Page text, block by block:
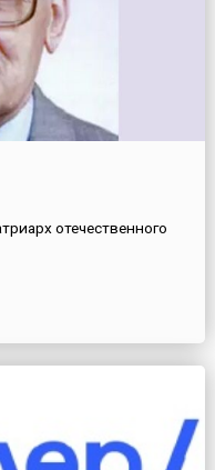
отечественного